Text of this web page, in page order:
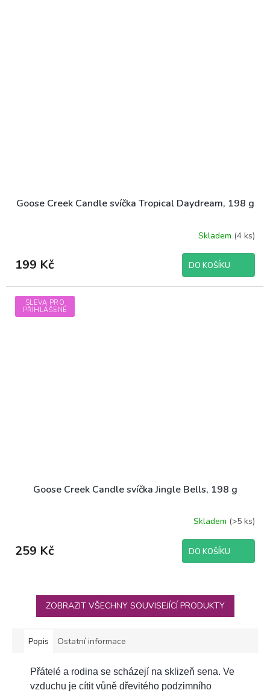
Goose Creek Candle svíčka Tropical Daydream, 198 g
Skladem (4 ks)
199 Kč DO KOŠÍKU
SLEVA PRO
PŘIHLÁŠENÉ
Goose Creek Candle svíčka Jingle Bells, 198 g
Skladem (>5 ks)
259 Kč DO KOŠÍKU
ZOBRAZIT VŠECHNY SOUVISEJÍCÍ PRODUKTY
Popis Ostatní informace
Přátelé a rodina se scházejí na sklizeň sena. Ve
vzduchu je cítit vůně dřevitého podzimního